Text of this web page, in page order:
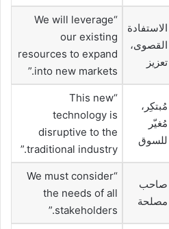
الاستفادة
القصوى،
تعزيز
“We will leverage
our existing
resources to expand
into new markets.”
مُبتكِر،
مُغيّر
للسوق
“This new
technology is
disruptive to the
traditional industry.”
صاحب
مصلحة
“We must consider
the needs of all
stakeholders.”